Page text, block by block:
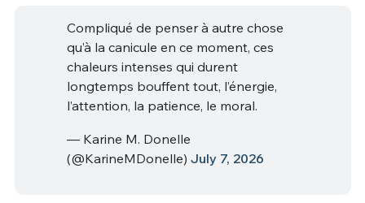
Compliqué de penser à autre chose
qu’à la canicule en ce moment, ces
chaleurs intenses qui durent
longtemps bouffent tout, l’énergie,
l’attention, la patience, le moral.
— Karine M. Donelle
(@KarineMDonelle) July 7, 2026